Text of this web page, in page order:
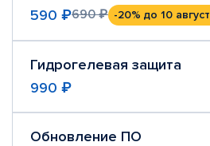
590 ₽690 ₽ -20% до 10
Гидрогелевая защита
990 ₽
Обновление ПО